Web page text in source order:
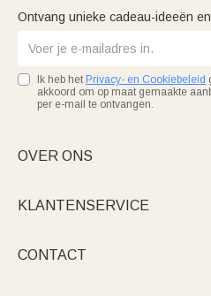
Ontvang unieke cadeau-ideeën
Ik heb het Privacy- en Cookiebeleid
akkoord om op maat gemaakte
per e-mail te ontvangen.
OVER ONS
KLANTENSERVICE
CONTACT